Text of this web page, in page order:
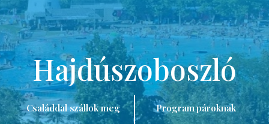
Hajdúszoboszló
Családdal szállok meg Program pároknak